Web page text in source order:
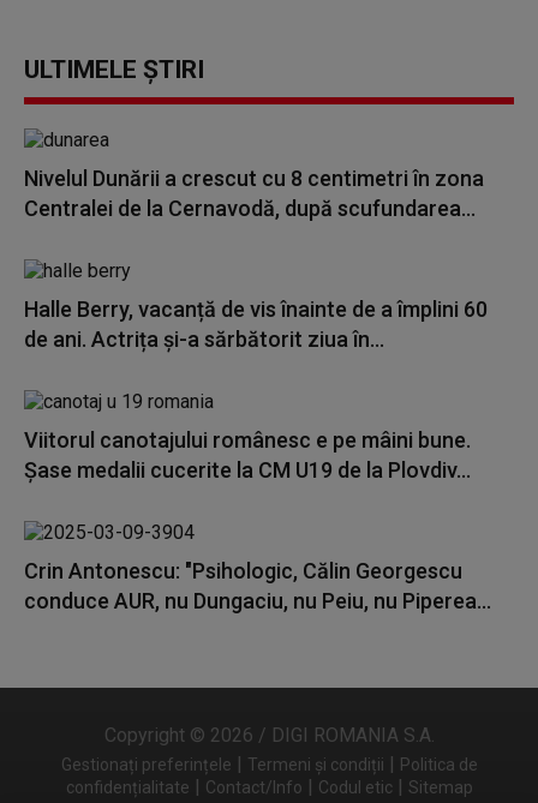
ULTIMELE ȘTIRI
Nivelul Dunării a crescut cu 8 centimetri în zona
Centralei de la Cernavodă, după scufundarea...
Halle Berry, vacanță de vis înainte de a împlini 60
de ani. Actrița și-a sărbătorit ziua în...
Viitorul canotajului românesc e pe mâini bune.
Șase medalii cucerite la CM U19 de la Plovdiv...
Crin Antonescu: "Psihologic, Călin Georgescu
conduce AUR, nu Dungaciu, nu Peiu, nu Piperea...
Copyright © 2026 / DIGI ROMANIA S.A.
Gestionați preferințele | Termeni și condiții | Politica de
confidențialitate | Contact/Info | Codul etic | Sitemap